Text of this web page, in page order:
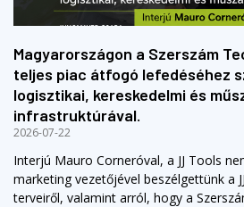
Magyarországon a Szerszám
teljes piac átfogó lefedéséhez
logisztikai, kereskedelmi és
infrastruktúrával.
2026-07-22
Interjú Mauro Corneróval, a JJ Tools
marketing vezetőjével beszélgettünk a
terveiről, valamint arról, hogy a